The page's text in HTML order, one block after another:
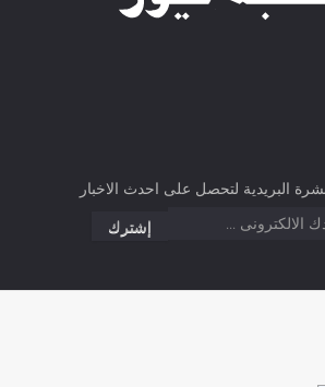
البريدية لتحصل على احدث الاخبار